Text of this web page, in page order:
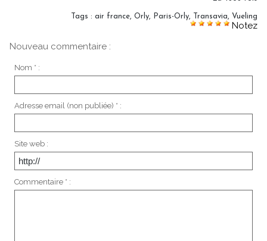
Tags : air france, Orly, Paris-Orly, Transavia, Vueling
Notez
Nouveau commentaire :
Nom * :
Adresse email (non publiée) * :
Site web :
Commentaire * :